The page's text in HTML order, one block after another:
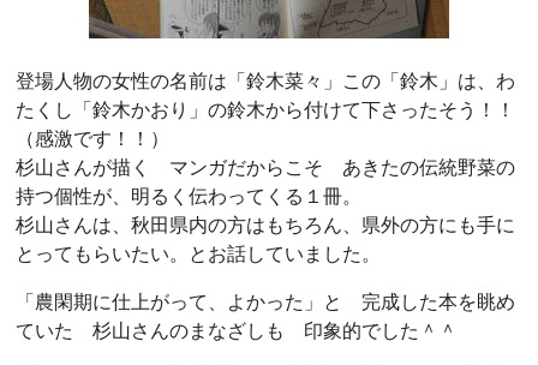
登場人物の女性の名前は「鈴木菜々」この「鈴木」は、わ
たくし「鈴木かおり」の鈴木から付けて下さったそう！！
（感激です！！）
杉山さんが描く マンガだからこそ あきたの伝統野菜の
持つ個性が、明るく伝わってくる１冊。
杉山さんは、秋田県内の方はもちろん、県外の方にも手に
とってもらいたい。とお話していました。
「農閑期に仕上がって、よかった」と 完成した本を眺め
ていた 杉山さんのまなざしも 印象的でした＾＾